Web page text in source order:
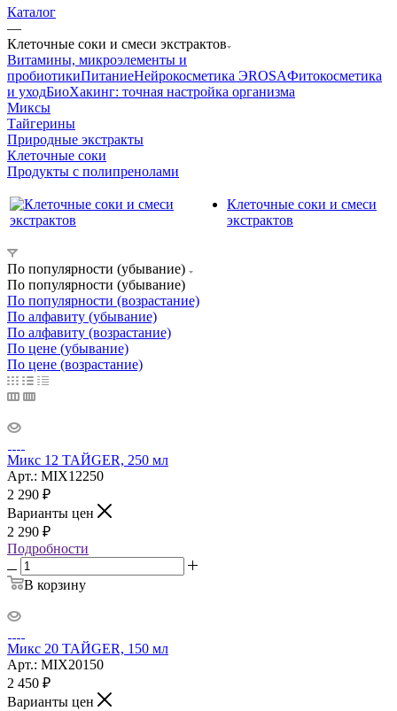
Каталог
—
Клеточные соки и смеси экстрактов
Витамины, микроэлементы и
пробиотикиПитаниеНейрокосметика ЭROSAФитокосметика
и уходБиоХакинг: точная настройка организма
Миксы
Тайгерины
Природные экстракты
Клеточные соки
Продукты с полипренолами
Клеточные соки и смеси
экстрактов
По популярности (убывание)
По популярности (убывание)
По популярности (возрастание)
По алфавиту (убывание)
По алфавиту (возрастание)
По цене (убывание)
По цене (возрастание)
Микс 12 ТАЙGER, 250 мл
Арт.: MIX12250
2 290 ₽
Варианты цен
2 290 ₽
Подробности
В корзину
Микс 20 ТАЙGER, 150 мл
Арт.: MIX20150
2 450 ₽
Варианты цен